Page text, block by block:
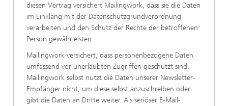
diesen Vertrag versichert Mailingwork, dass sie die Daten
im Einklang mit der Datenschutzgrundverordnung
verarbeiten und den Schutz der Rechte der betroffenen
Person gewährleisten.
Mailingwork versichert, dass personenbezogene Daten
umfassend vor unerlaubten Zugriffen geschützt sind.
Mailingwork selbst nutzt die Daten unserer Newsletter-
Empfänger nicht, um diese selbst anzuschreiben oder
gibt die Daten an Dritte weiter. Als seriöser E-Mail-